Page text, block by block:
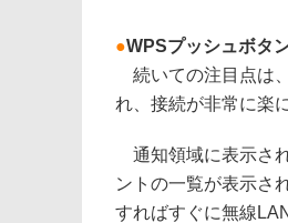
●WPSプッシュボタ
続いての注目点は
れ、接続が非常に楽
通知領域に表示さ
ントの一覧が表示さ
すればすぐに無線